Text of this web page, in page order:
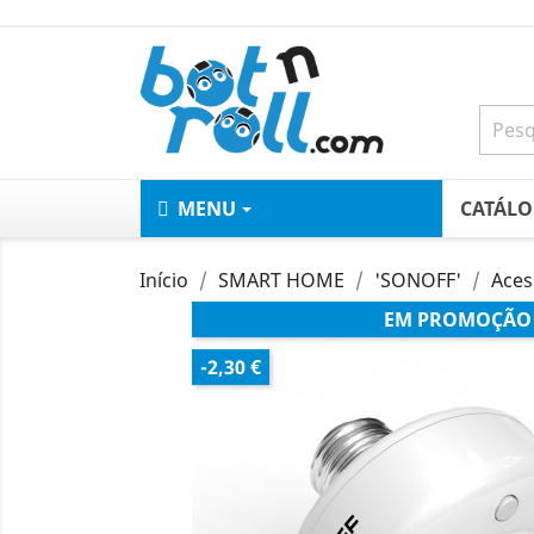
MENU
Início SMART HOME 'SONOFF'
EM
-2,30 €